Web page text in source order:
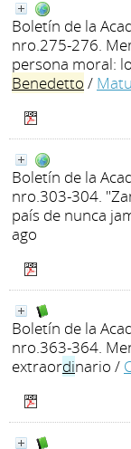
Boletín de la
nro.275-276.
persona moral:
Benedetto /
Boletín de la
nro.303-304.
país de nunca
ago
Boletín de la
nro.363-364.
extraordinario /